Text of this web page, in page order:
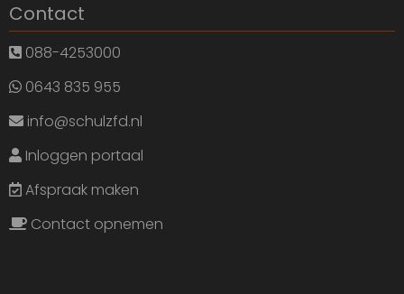
Contact
088-4253000
0643 835 955
info@schulzfd.nl
Inloggen portaal
Afspraak maken
Contact opnemen